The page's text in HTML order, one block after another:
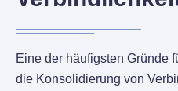
Eine der häufigsten Gründe
die Konsolidierung von